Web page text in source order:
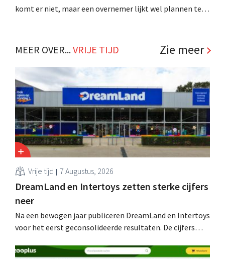
komt er niet, maar een overnemer lijkt wel plannen te
MEER OVER...VRIJE TIJD Zie meer
Vrije tijd 7 Augustus, 2026
DreamLand en Intertoys zetten sterke cijfers
neer
Na een bewogen jaar publiceren DreamLand en Intertoys
voor het eerst geconsolideerde resultaten. De cijfers
spreekt van een “historisch sterk resultaat”.